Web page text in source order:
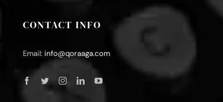
CONTACT INFO
Email: info@qoraaga.com